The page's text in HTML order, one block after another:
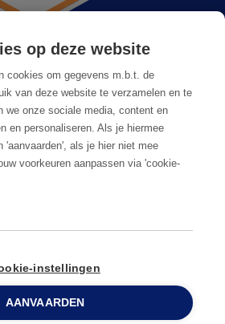
dans votre région
questions
Privacy & cookies
2026Anticimex
0800 96 900
op deze website
cookies om gegevens m.b.t. de
van deze website te verzamelen en te
we onze sociale media, content en
en personaliseren. Als je hiermee
'aanvaarden', als je hier niet mee
voorkeuren aanpassen via 'cookie-
instellingen
AANVAARDEN